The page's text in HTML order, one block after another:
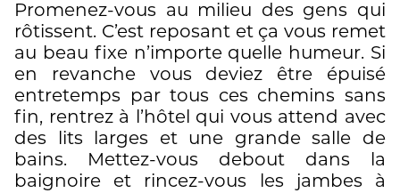
Promenez-vous au milieu des gens qui
rôtissent. C’est reposant et ça vous remet
au beau fixe n’importe quelle humeur. Si
en revanche vous deviez être épuisé
entretemps par tous ces chemins sans
fin, rentrez à l’hôtel qui vous attend avec
des lits larges et une grande salle de
bains. Mettez-vous debout dans la
baignoire et rincez-vous les jambes à